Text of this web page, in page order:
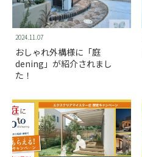
2024.11.07
おしゃれ外構様に「庭
dening」が紹介されまし
た！